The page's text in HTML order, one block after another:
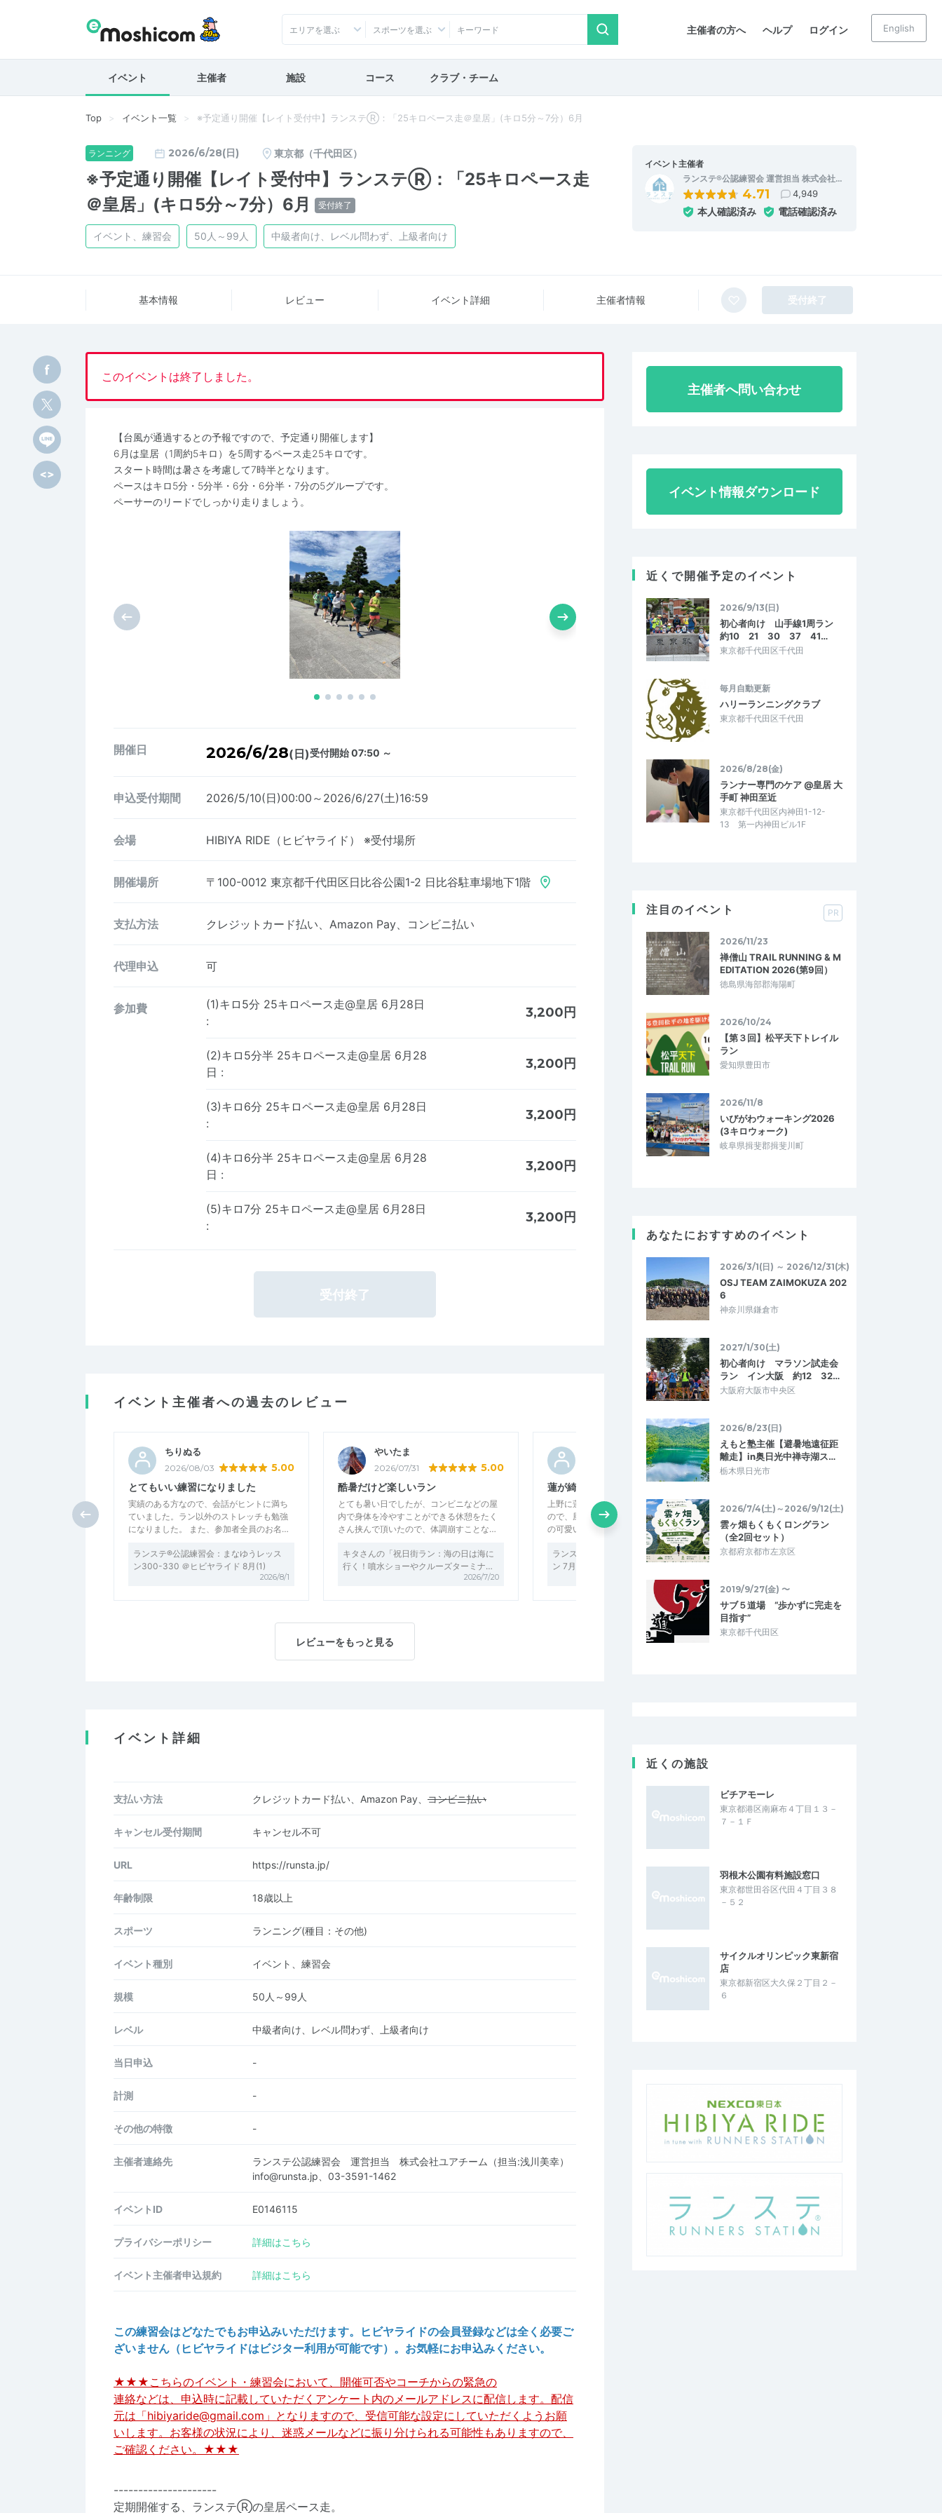
主催者の方へ ヘルプ ログイン
エリアを選ぶ スポーツを選ぶ English
イベント 主催者 施設 コース クラブ・チーム
Top イベント一覧 ※予定通り開催【レイト受付中】ランステⓇ：「25キロペース走＠皇居」(キロ5分～7分）6月
ランニング 2026/6/28(日) 東京都（千代田区）
※予定通り開催【レイト受付中】ランステⓇ：「25キロペース走
＠皇居」(キロ5分～7分）6月
受付終了
イベント、練習会 50人～99人 中級者向け、レベル問わず、上級者向け
イベント主催者
ランステ®公認練習会 運営担当 株式会社…
4.71 4,949
本人確認済み 電話確認済み
基本情報 レビュー イベント詳細 主催者情報 受付終了
このイベントは終了しました。
【台風が通過するとの予報ですので、予定通り開催します】
6月は皇居（1周約5キロ）を5周するペース走25キロです。
スタート時間は暑さを考慮して7時半となります。
ペースはキロ5分・5分半・6分・6分半・7分の5グループです。
ペーサーのリードでしっかり走りましょう。
開催日 2026/6/28(日)受付開始 07:50 ～
申込受付期間 2026/5/10(日)00:00～2026/6/27(土)16:59
会場 HIBIYA RIDE（ヒビヤライド） ※受付場所
開催場所 〒100-0012 東京都千代田区日比谷公園1-2 日比谷駐車場地下1階
支払方法 クレジットカード払い、Amazon Pay、コンビニ払い
代理申込 可
参加費
(1)キロ5分 25キロペース走@皇居 6月28日
:
3,200円
(2)キロ5分半 25キロペース走@皇居 6月28
日 :
3,200円
(3)キロ6分 25キロペース走@皇居 6月28日
:
3,200円
(4)キロ6分半 25キロペース走@皇居 6月28
日 :
3,200円
(5)キロ7分 25キロペース走@皇居 6月28日
:
3,200円
受付終了
イベント主催者への過去のレビュー
ちりぬる
2026/08/03 5.00
とてもいい練習になりました
実績のある方なので、会話がヒントに満ち
ていました。ラン以外のストレッチも勉強
になりました。 また、参加者全員のお名…
ランステ®公認練習会：まなゆうレッス
ン300-330 ＠ヒビヤライド 8月(1)
2026/8/1
やいたま
2026/07/31 5.00
酷暑だけど楽しいラン
とても暑い日でしたが、コンビニなどの屋
内で身体を冷やすことができる休憩をたく
さん挟んで頂いたので、体調崩すことな…
キタさんの「祝日街ラン：海の日は海に
行く！噴水ショーやクルーズターミナ…
2026/7/20
5.00
蓮が綺麗でした
上野に蓮が咲いていることを知らなかった
ので、風鈴の涼しい音の鳴る中、ピンク色
の可愛い蓮が見れて嬉しかったです。素…
ランステ®公認：きゃんべるのEnjoy街ラ
ン 7月「夏期のご褒美 蓮ラン」17キロ…
クンクンくん
またまた離脱してしまってすいません。一
人街ラン&ウォークで帰りました。そのつも
りで離脱してるので、余力を残していま…
ランステ®公認：きゃんべるのEnjoy街ラ
レビューをもっと見る
イベント詳細
支払い方法 クレジットカード払い、Amazon Pay、 コンビニ払い
キャンセル受付期間 キャンセル不可
URL https://runsta.jp/
年齢制限 18歳以上
スポーツ ランニング(種目：その他)
イベント種別 イベント、練習会
規模 50人～99人
レベル 中級者向け、レベル問わず、上級者向け
当日申込 -
計測 -
その他の特徴 -
主催者連絡先
ランステ公認練習会 運営担当 株式会社ユアチーム（担当:浅川美幸）
info@runsta.jp、03-3591-1462
イベントID E0146115
プライバシーポリシー 詳細はこちら
イベント主催者申込規約 詳細はこちら
この練習会はどなたでもお申込みいただけます。ヒビヤライドの会員登録などは全く必要ご
ざいません（ヒビヤライドはビジター利用が可能です）。お気軽にお申込みください。
★★★こちらのイベント・練習会において、開催可否やコーチからの緊急の
連絡などは、申込時に記載していただくアンケート内のメールアドレスに配信します。配信
元は「hibiyaride@gmail.com」となりますので、受信可能な設定にしていただくようお願
いします。お客様の状況により、迷惑メールなどに振り分けられる可能性もありますので、
ご確認ください。★★★
---------------------
定期開催する、ランステⓇの皇居ペース走。
主催者へ問い合わせ
イベント情報ダウンロード
近くで開催予定のイベント
2026/9/13(日)
初心者向け 山手線1周ラン
約10 21 30 37 41…
東京都千代田区千代田
毎月自動更新
ハリーランニングクラブ
東京都千代田区千代田
2026/8/28(金)
ランナー専門のケア @皇居 大
手町 神田至近
東京都千代田区内神田1-12-
13 第一内神田ビル1F
注目のイベント PR
2026/11/23
禅僧山 TRAIL RUNNING & M
EDITATION 2026(第9回）
徳島県海部郡海陽町
2026/10/24
【第３回】松平天下トレイル
ラン
愛知県豊田市
2026/11/8
いびがわウォーキング2026
(3キロウォーク)
岐阜県揖斐郡揖斐川町
あなたにおすすめのイベント
2026/3/1(日) ～ 2026/12/31(木)
OSJ TEAM ZAIMOKUZA 202
6
神奈川県鎌倉市
2027/1/30(土)
初心者向け マラソン試走会
ラン イン大阪 約12 32…
大阪府大阪市中央区
2026/8/23(日)
えもと塾主催【避暑地遠征距
離走】in奥日光中禅寺湖ス…
栃木県日光市
2026/7/4(土)～2026/9/12(土)
雲ヶ畑もくもくロングラン
（全2回セット）
京都府京都市左京区
2019/9/27(金) 〜
サブ５道場 “歩かずに完走を
目指す”
東京都千代田区
近くの施設
ビチアモーレ
東京都港区南麻布４丁目１３－
７－１Ｆ
羽根木公園有料施設窓口
東京都世田谷区代田４丁目３８
－５２
サイクルオリンピック東新宿
店
東京都新宿区大久保２丁目２－
６